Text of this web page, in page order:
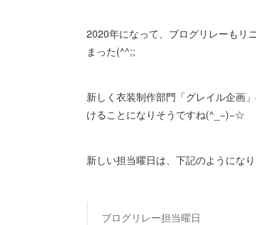
2020年になって、ブログリレーもリ
まった(^^;;
新しく衣装制作部門「グレイル企画
けることになりそうですね(^_−)−☆
新しい担当曜日は、下記のようになり
ブログリレー担当曜日